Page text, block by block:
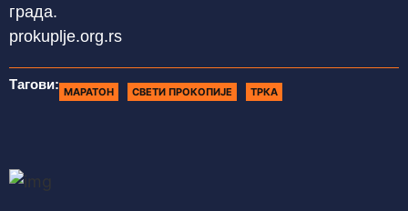
града.
prokuplje.org.rs
Тагови: МАРАТОН СВЕТИ ПРОКОПИЈЕ ТРКА